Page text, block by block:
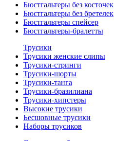
Бюстгальтеры без косточек
Бюстгальтеры без бретелек
Бюстгальтеры спейсер
Бюстгальтеры-бралетты
Трусики
Трусики женские слипы
Трусики-стринги
Трусики-шорты
Трусики-танга
Трусики-бразилиана
Трусики-хипстеры
Высокие трусики
Бесшовные трусики
Наборы трусиков